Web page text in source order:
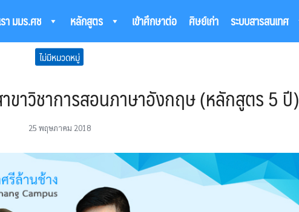
า มมร.ศช หลักสูตร เข้าศึกษาต่อ ศิษย์เก่า ระบบสารสนเทศ
ไม่มีหมวดหมู่
ขาวิชาการสอนภาษาอังกฤษ (หลักสูตร 5 ปี)
25 พฤษภาคม 2018